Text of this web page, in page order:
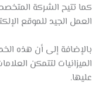
كما تتيح الشركة
العمل الجيد للموقع
بالإضافة إلى أن هذه
الميزانيات لتتمكن
عليها.